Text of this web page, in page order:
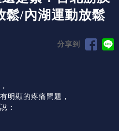
鬆/內湖運動放鬆
分享到
，
明顯的疼痛問題，
：